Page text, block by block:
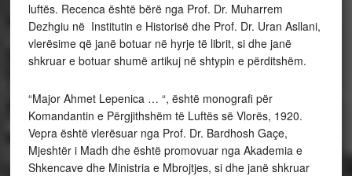
luftës. Recenca është bërë nga Prof. Dr. Muharrem
Dezhgiu në Institutin e Historisë dhe Prof. Dr. Uran Asllani,
vlerësime që janë botuar në hyrje të librit, si dhe janë
shkruar e botuar shumë artikuj në shtypin e përditshëm.
“Major Ahmet Lepenica … “, është monografi për
Komandantin e Përgjithshëm të Luftës së Vlorës, 1920.
Vepra është vlerësuar nga Prof. Dr. Bardhosh Gaçe,
Mjeshtër i Madh dhe është promovuar nga Akademia e
Shkencave dhe Ministria e Mbrojtjes, si dhe janë shkruar